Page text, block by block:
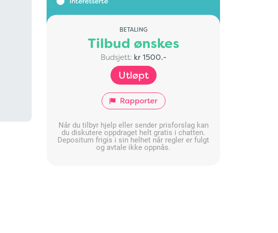
BETALING
Tilbud ønskes
Budsjett: kr 1500.-
Utløpt
Rapporter
Når du tilbyr hjelp eller sender prisforslag kan
du diskutere oppdraget helt gratis i chatten.
Depositum frigis i sin helhet når regler er fulgt
og avtale ikke oppnås.